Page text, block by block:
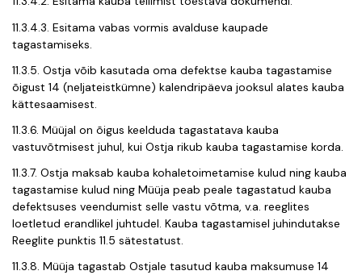
11.3.4.3. Esitama vabas vormis avalduse kaupade
tagastamiseks.
11.3.5. Ostja võib kasutada oma defektse kauba tagastamise
õigust 14 (neljateistkümne) kalendripäeva jooksul alates kauba
kättesaamisest.
11.3.6. Müüjal on õigus keelduda tagastatava kauba
vastuvõtmisest juhul, kui Ostja rikub kauba tagastamise korda.
11.3.7. Ostja maksab kauba kohaletoimetamise kulud ning kauba
tagastamise kulud ning Müüja peab peale tagastatud kauba
defektsuses veendumist selle vastu võtma, v.a. reeglites
loetletud erandlikel juhtudel. Kauba tagastamisel juhindutakse
Reeglite punktis 11.5 sätestatust.
11.3.8. Müüja tagastab Ostjale tasutud kauba maksumuse 14